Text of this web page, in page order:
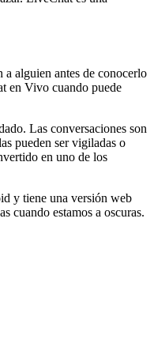
alguien antes de conocerlo
en Vivo cuando puede
Las conversaciones son
pueden ser vigiladas o
en uno de los
y tiene una versión web
cuando estamos a oscuras.